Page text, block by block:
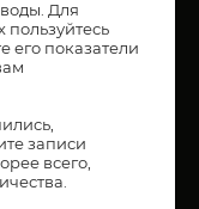
Для
пользуйтесь
его показатели
записи
всего,